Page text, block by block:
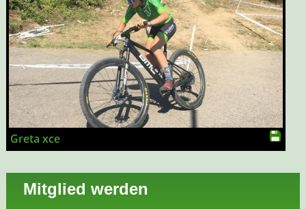
Greta xce
Mitglied werden